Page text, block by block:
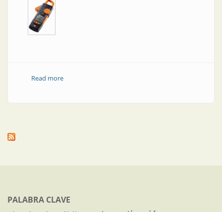
Read moreabout Instrumentos para parámetros eléctricos
PALABRA CLAVE